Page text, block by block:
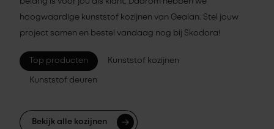
belang is voor jou als klant. Daarom hebben we
hoogwaardige kunststof kozijnen van Gealan. Stel jouw
project samen en bestel vandaag nog bij Skodora!
Top producten Kunststof kozijnen
Kunststof deuren
Bekijk alle kozijnen